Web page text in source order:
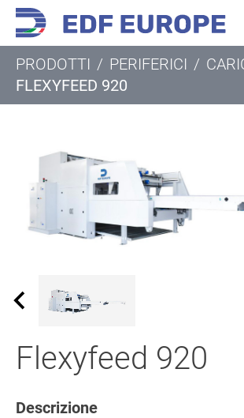
PRODOTTI / PERIFERICI /
FLEXYFEED 920
Flexyfeed 920
Descrizione